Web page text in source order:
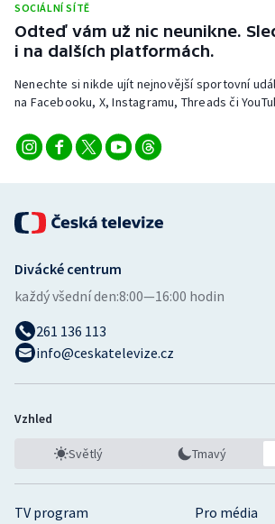
Ostatní
SOCIÁLNÍ SÍTĚ
Odteď vám už nic neunikne.
i na dalších platformách.
Nenechte si nikde ujít nejnovější sportovní
na Facebooku, X, Instagramu, Threads či
TV program
Pro média
Divácké centrum
každý všední den:8:00—16:00 hodin
261 136 113
info@ceskatelevize.cz
Vzhled
Světlý Tmavý